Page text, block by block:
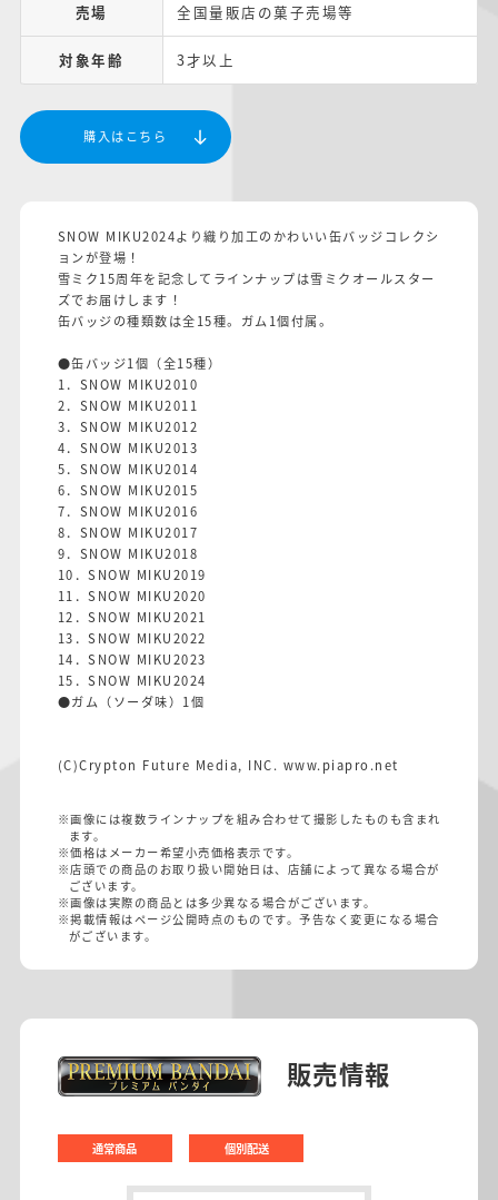
売場 全国量販店の菓子売場等
対象年齢 3才以上
購入はこちら
SNOW MIKU2024より織り加工のかわいい缶バッジコレクシ
ョンが登場！
雪ミク15周年を記念してラインナップは雪ミクオールスター
ズでお届けします！
缶バッジの種類数は全15種。ガム1個付属。
●缶バッジ1個（全15種）
1．SNOW MIKU2010
2．SNOW MIKU2011
3．SNOW MIKU2012
4．SNOW MIKU2013
5．SNOW MIKU2014
6．SNOW MIKU2015
7．SNOW MIKU2016
8．SNOW MIKU2017
9．SNOW MIKU2018
10．SNOW MIKU2019
11．SNOW MIKU2020
12．SNOW MIKU2021
13．SNOW MIKU2022
14．SNOW MIKU2023
15．SNOW MIKU2024
●ガム（ソーダ味）1個
(C)Crypton Future Media, INC. www.piapro.net
※画像には複数ラインナップを組み合わせて撮影したものも含まれ
ます。
※価格はメーカー希望小売価格表示です。
※店頭での商品のお取り扱い開始日は、店舗によって異なる場合が
ございます。
※画像は実際の商品とは多少異なる場合がございます。
※掲載情報はページ公開時点のものです。予告なく変更になる場合
がございます。
販売情報
通常商品 個別配送